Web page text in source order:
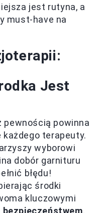
jest rutyna, a
must-have na
Jest
pewnością powinna
terapeuty.
wyborowi
dobór garnituru
błędu!
środki
kluczowymi
bezpieczeństwem.